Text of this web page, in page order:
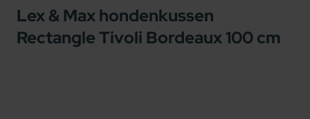
Lex & Max hondenkussen
Rectangle Tivoli Bordeaux 100 cm